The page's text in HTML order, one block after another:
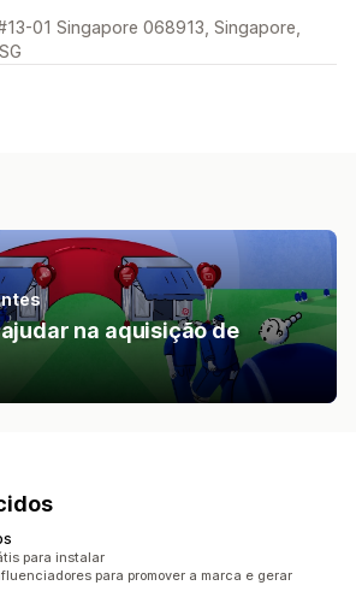
01 Singapore 068913, Singapore,
na aquisição de
todo
para instalar
para promover a marca e gerar